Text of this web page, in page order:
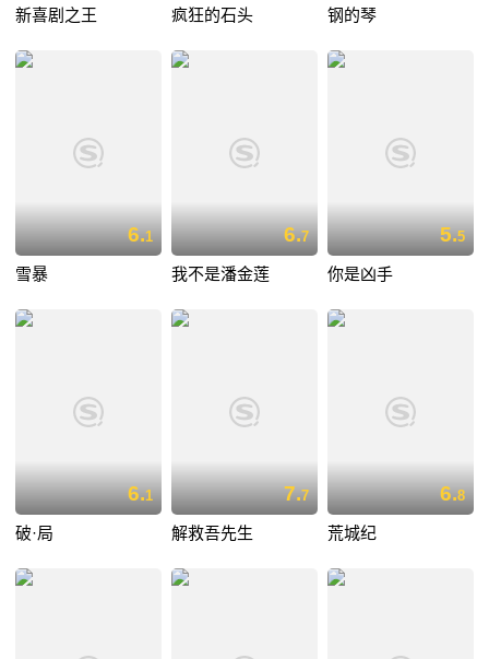
新喜剧之王 疯狂的石头 钢的琴
6.1
雪暴
6.7
我不是潘金莲
5.5
你是凶手
6.1
破·局
7.7
解救吾先生
6.8
荒城纪